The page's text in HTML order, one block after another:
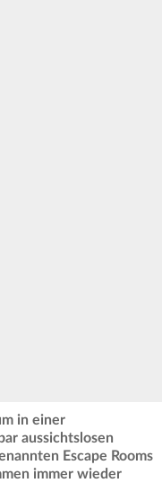
in einer
aussichtslosen
Escape Rooms
immer wieder